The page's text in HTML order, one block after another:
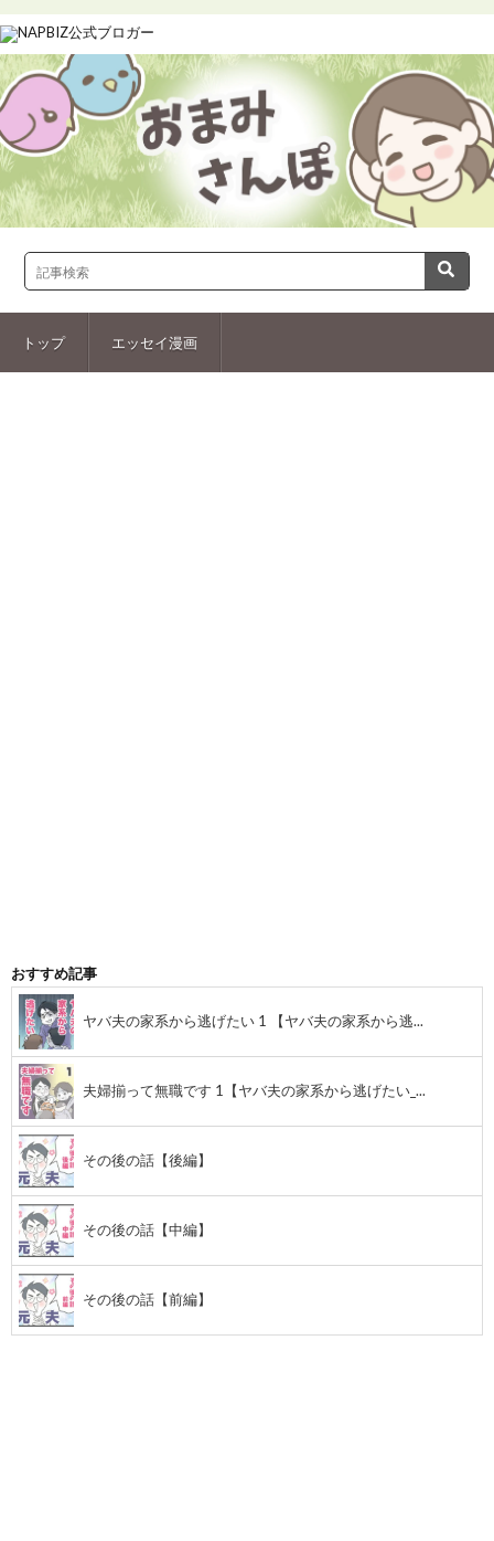
トップ エッセイ漫画
おすすめ記事
ヤバ夫の家系から逃げたい 1 【ヤバ夫の家系から逃...
夫婦揃って無職です 1【ヤバ夫の家系から逃げたい_...
その後の話【後編】
その後の話【中編】
その後の話【前編】